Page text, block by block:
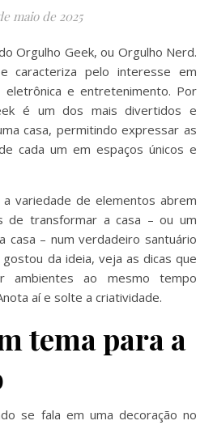
maio de 2025
caracteriza pelo interesse em
eletrônica e entretenimento. Por
é um dos mais divertidos e
casa, permitindo expressar as
cada um em espaços únicos e
variedade de elementos abrem
de transformar a casa – ou um
casa – num verdadeiro santuário
da ideia, veja as dicas que
ambientes ao mesmo tempo
aí e solte a criatividade.
tema para a
se fala em uma decoração no